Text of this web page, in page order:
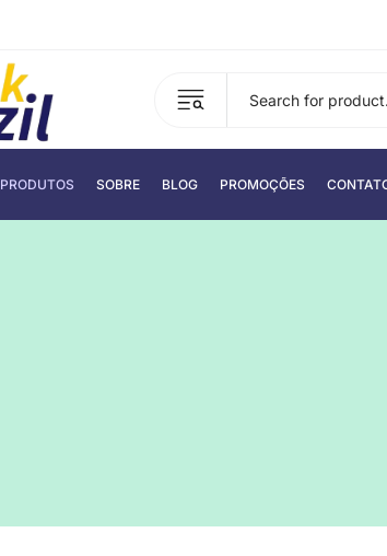
PRODUTOS SOBRE BLOG PROMOÇÕES